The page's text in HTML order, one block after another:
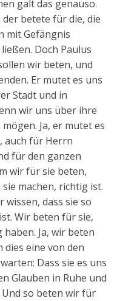
galt das genauso.
betete für die, die
mit Gefängnis
Doch Paulus
wir beten, und
Er mutet es uns
Stadt und in
wir uns über ihre
Ja, er mutet es
auch für Herrn
für den ganzen
wir für sie beten,
machen, richtig ist.
dass sie so
Wir beten für sie,
Ja, wir beten
dies eine von den
Dass sie es uns
Glauben in Ruhe und
so beten wir für